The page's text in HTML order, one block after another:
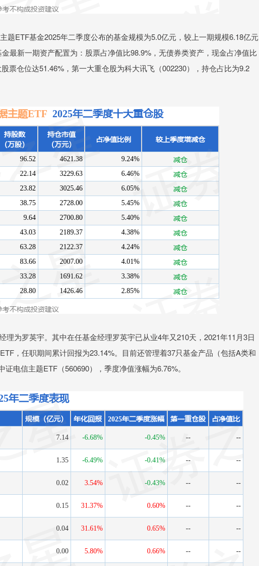
题ETF基金2025年二季度公布的基金规模为5.0亿元，较上一期规模6.18亿元
最新一期资产配置为：股票占净值比98.9%，无债券类资产，现金占净值比
票仓位达51.46%，第一大重仓股为科大讯飞（002230），持仓占比为9.2
理为罗英宇。其中在任基金经理罗英宇已从业4年又210天，2021年11月3日
，任职期间累计回报为23.14%。目前还管理着37只基金产品（包括A类和
电信主题ETF（560690），季度净值涨幅为6.76%。